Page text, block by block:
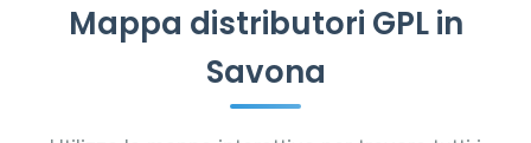
Mappa distributori GPL in
Savona